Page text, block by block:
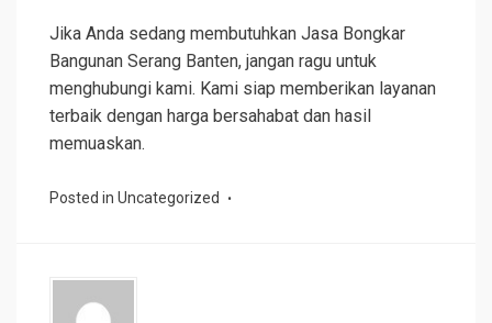
Jika Anda sedang membutuhkan Jasa Bongkar
Bangunan Serang Banten, jangan ragu untuk
menghubungi kami. Kami siap memberikan layanan
terbaik dengan harga bersahabat dan hasil
memuaskan.
Posted in Uncategorized